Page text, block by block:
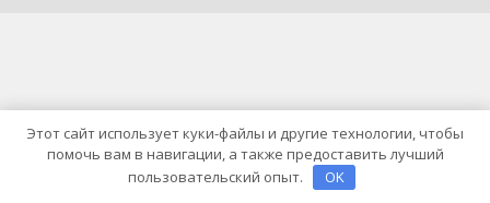
Этот сайт использует куки-файлы и другие технологии, чтобы
помочь вам в навигации, а также предоставить лучший
пользовательский опыт.
OK